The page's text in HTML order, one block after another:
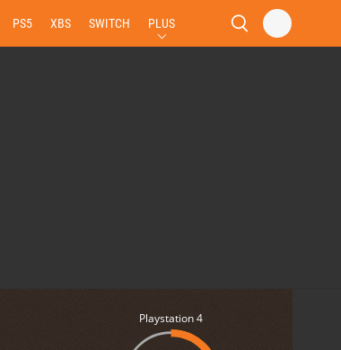
PS5 XBS SWITCH PLUS
Playstation 4